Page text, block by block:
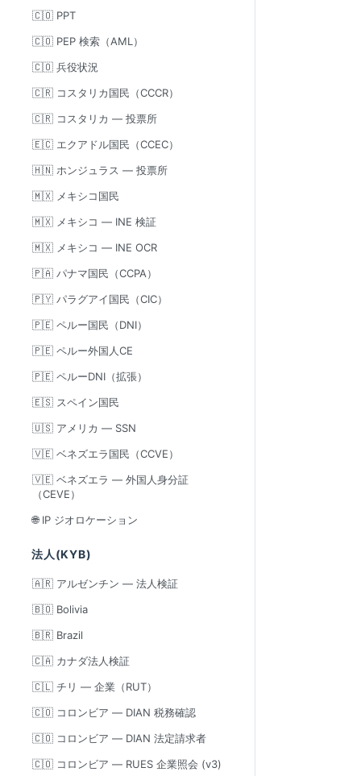
🇨🇴 PPT
🇨🇴 PEP 検索（AML）
🇨🇴 兵役状況
🇨🇷 コスタリカ国民（CCCR）
🇨🇷 コスタリカ — 投票所
🇪🇨 エクアドル国民（CCEC）
🇭🇳 ホンジュラス — 投票所
🇲🇽 メキシコ国民
🇲🇽 メキシコ — INE 検証
🇲🇽 メキシコ — INE OCR
🇵🇦 パナマ国民（CCPA）
🇵🇾 パラグアイ国民（CIC）
🇵🇪 ペルー国民（DNI）
🇵🇪 ペルー外国人CE
🇵🇪 ペルーDNI（拡張）
🇪🇸 スペイン国民
🇺🇸 アメリカ — SSN
🇻🇪 ベネズエラ国民（CCVE）
🇻🇪 ベネズエラ — 外国人身分証
（CEVE）
🌐 IP ジオロケーション
法人(KYB)
🇦🇷 アルゼンチン — 法人検証
🇧🇴 Bolivia
🇧🇷 Brazil
🇨🇦 カナダ法人検証
🇨🇱 チリ — 企業（RUT）
🇨🇴 コロンビア — DIAN 税務確認
🇨🇴 コロンビア — DIAN 法定請求者
🇨🇴 コロンビア — RUES 企業照会 (v3)